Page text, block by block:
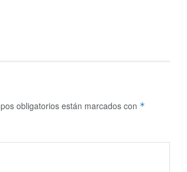
obligatorios están marcados con *